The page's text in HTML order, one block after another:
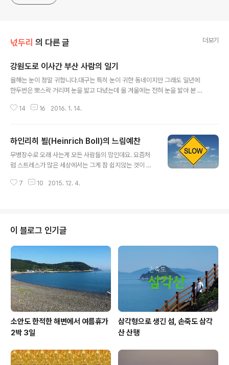
넋두리 의 다른 글 더보기
강원도로 이사간 부산 사람의 일기
올해는 눈이 정말 귀합니다.대구는 특히 눈이 귀한 동네이지만 그래도 일년에
한두번은 뽀스락 거리며 눈을 밟고 다녔는데 올 겨울에는 전혀 눈을 밟아 본 일
로가 있는데 이곳은 초 겨울에 눈이 내리면 꽁꽁 얼어서 겨울 내내 빙판길이라
들은 완전 슬프네유...ㅠㅠ눈이 업슈... 山에....다행히 어제도 오늘도 어딘가 눈
이 내렸다고 하는데 ...뭐니뭐니 해도 겨울의 묘미는 함빡 쏫아져 내린 눈이 아닐
까 합니다. 날궂이라는 말... 아세요?(비, 눈, 태풍 등 날씨의 변화에 민감하..
14 16 2016. 1. 14.
하인리히 뵐(Heinrich Boll)의 느림예찬
무병장수로 오래 사는게 모든 사람들의 맘인데요. 요즘처
럼 스트레스가 많은 세상에서는 그게 참 쉽지않는 것이 현
요. 요즘 시골에 가 보면 거의 노인분들입니다. 연세가 적게
많이 한 세대입니다. 시골에 살면서 평생 한 일이라고는 농
사가 전부인데 요즘처럼 기계화가 전혀 안 되어 있던 시절
의 농사는 지금과는 비교가 되지 않는 끔찍한 노동이었습
니다. 그리고, 시골의 환경이 좋다고는 하지만 옛날의 시골
은 위생 상태도 아주 엉망이었구요. 그런 고된 노동과 열악
한 위생환경 속에서 평생을..
7 10 2015. 12. 4.
이 블로그 인기글
소안도 한적한 해변에서 여름휴가
2박 3일
삼각형으로 생긴 섬, 손죽도 삼각
산 산행